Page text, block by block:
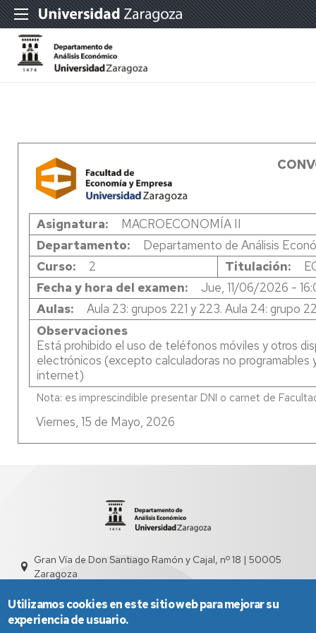
Asignatura
MACROECONOMÍA II
Departamento
Departamento de Análisis
Curso
2 Titulación
Fecha y hora del examen
Jue, 11/06/2026 -
Aulas
Aula 23: grupos 221 y 223. Aula 24: grupo
Observaciones
Está prohibido el uso de teléfonos móviles y otros
electrónicos (excepto calculadoras no programables
internet)
Viernes, 15 de Mayo, 2026
Gran Vía de Don Santiago Ramón y Cajal, nº 18 | 50005
Zaragoza
Utilizamos cookies en este sitio web para mejorar su
experiencia de usuario.